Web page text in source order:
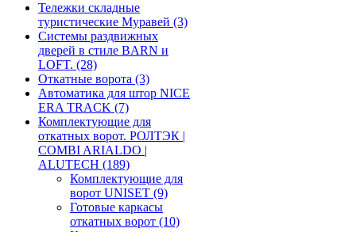
Тележки складные
туристические Муравей (3)
Системы раздвижных
дверей в стиле BARN и
LOFT. (28)
Откатные ворота (3)
Автоматика для штор NICE
ERA TRACK (7)
Комплектующие для
откатных ворот. РОЛТЭК |
COMBI ARIALDO |
ALUTECH (189)
Комплектующие для
ворот UNISET (9)
Готовые каркасы
откатных ворот (10)